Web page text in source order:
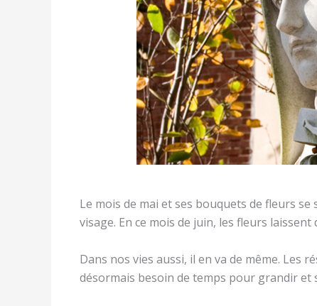
Le mois de mai et ses bouquets de fleurs
visage. En ce mois de juin, les fleurs
Dans nos vies aussi, il en va de même. Les
désormais besoin de temps pour grandir et